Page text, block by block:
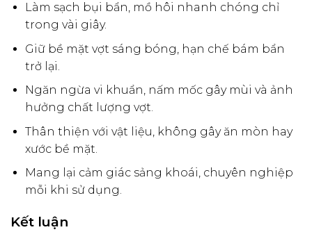
Làm sạch bụi bẩn, mồ hôi nhanh chóng chỉ
trong vài giây.
Giữ bề mặt vợt sáng bóng, hạn chế bám bẩn
trở lại.
Ngăn ngừa vi khuẩn, nấm mốc gây mùi và ảnh
hưởng chất lượng vợt.
Thân thiện với vật liệu, không gây ăn mòn hay
xước bề mặt.
Mang lại cảm giác sảng khoái, chuyên nghiệp
mỗi khi sử dụng.
Kết luận